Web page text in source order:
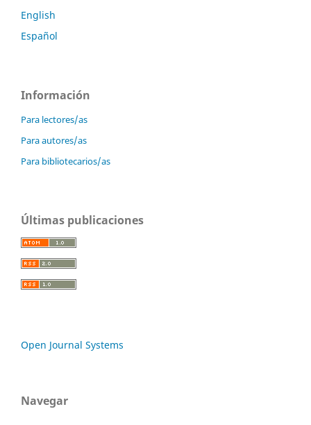
English
Español
Información
Para lectores/as
Para autores/as
Para bibliotecarios/as
Últimas publicaciones
Open Journal Systems
Navegar